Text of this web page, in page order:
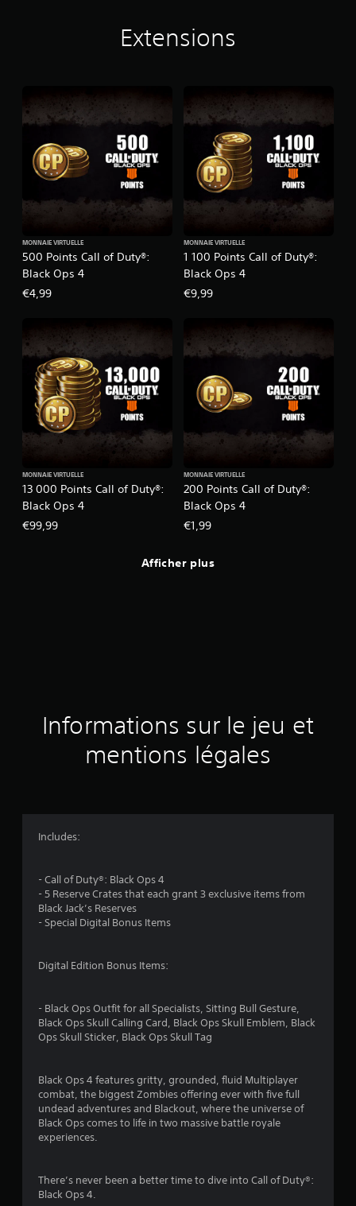
Extensions
500 Points Call of Duty®:
Black Ops 4
MONNAIE VIRTUELLE
€4,99
1 100 Points Call of Duty®:
Black Ops 4
MONNAIE VIRTUELLE
€9,99
13 000 Points Call of Duty®:
Black Ops 4
MONNAIE VIRTUELLE
€99,99
200 Points Call of Duty®:
Black Ops 4
MONNAIE VIRTUELLE
€1,99
Afficher plus
Informations sur le jeu et
mentions légales
Includes:
- Call of Duty®: Black Ops 4
- 5 Reserve Crates that each grant 3 exclusive items from
Black Jack’s Reserves
- Special Digital Bonus Items
Digital Edition Bonus Items:
- Black Ops Outfit for all Specialists, Sitting Bull Gesture,
Black Ops Skull Calling Card, Black Ops Skull Emblem, Black
Ops Skull Sticker, Black Ops Skull Tag
Black Ops 4 features gritty, grounded, fluid Multiplayer
combat, the biggest Zombies offering ever with five full
undead adventures and Blackout, where the universe of
Black Ops comes to life in two massive battle royale
experiences.
There’s never been a better time to dive into Call of Duty®:
Black Ops 4.